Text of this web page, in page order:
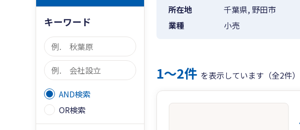
キーワード
AND検索
OR検索
所在地
千葉県, 野田市
業種
小売
1〜2件 を表示しています（全2件）